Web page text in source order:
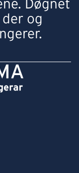
Døgnet
og